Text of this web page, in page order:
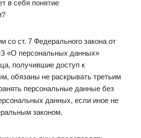
в себя понятие
со ст. 7 Федерального закона от
«О персональных данных»
получившие доступ к
обязаны не раскрывать третьим
персональные данные без
данных, если иное не
законом.